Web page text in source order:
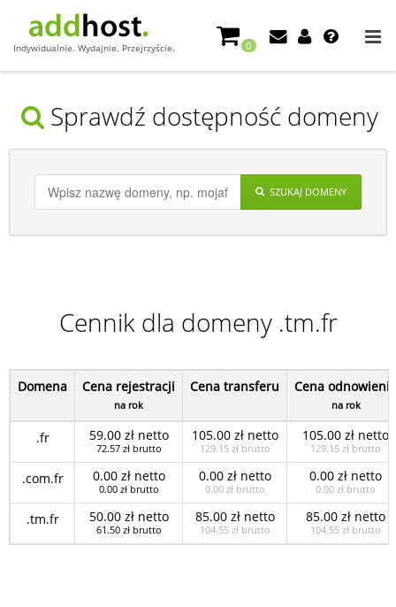
Indywidualnie. Wydajnie. Przejrzyście. 0
Sprawdź dostępność domeny
SZUKAJ DOMENY
Cennik dla domeny .tm.fr
Domena Cena rejestracji
na rok
Cena transferu Cena odnowienia
na rok
.fr 59.00 zł netto
72.57 zł brutto
105.00 zł netto
129.15 zł brutto
105.00 zł netto
129.15 zł brutto
.com.fr 0.00 zł netto
0.00 zł brutto
0.00 zł netto
0.00 zł brutto
0.00 zł netto
0.00 zł brutto
.tm.fr 50.00 zł netto
61.50 zł brutto
85.00 zł netto
104.55 zł brutto
85.00 zł netto
104.55 zł brutto